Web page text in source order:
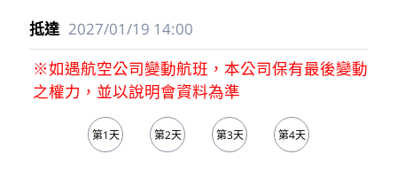
2027/01/19 14:00
※如遇航空公司變動航班，本公司保有最後變動
之權力，並以說明會資料為準
第1天 第2天 第3天 第4天